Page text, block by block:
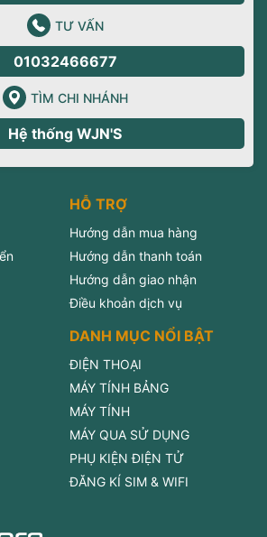
TƯ VẤN
01032466677
TÌM CHI NHÁNH
Hệ thống WJN'S
HỖ TRỢ
Hướng dẫn mua hàng
Hướng dẫn thanh toán
Hướng dẫn giao nhận
Điều khoản dịch vụ
DANH MỤC NỔI BẬT
ĐIỆN THOẠI
MÁY TÍNH BẢNG
MÁY TÍNH
MÁY QUA SỬ DỤNG
PHỤ KIỆN ĐIỆN TỬ
ĐĂNG KÍ SIM & WIFI